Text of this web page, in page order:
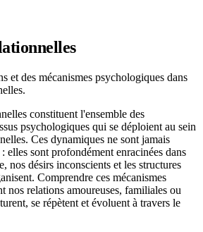
et des mécanismes psychologiques dans
constituent l'ensemble des
psychologiques qui se déploient au sein
Ces dynamiques ne sont jamais
elles sont profondément enracinées dans
nos désirs inconscients et les structures
Comprendre ces mécanismes
nos relations amoureuses, familiales ou
se répètent et évoluent à travers le